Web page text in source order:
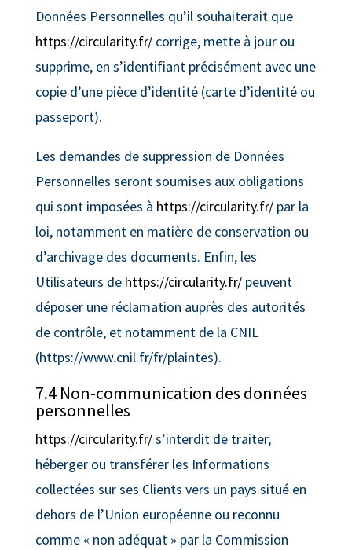
Données Personnelles qu’il souhaiterait que
https://circularity.fr/corrige, mette à jour ou
supprime, en s’identifiant précisément avec une
copie d’une pièce d’identité (carte d’identité ou
passeport).
Les demandes de suppression de Données
Personnelles seront soumises aux obligations
qui sont imposées à https://circularity.fr/par la
loi, notamment en matière de conservation ou
d’archivage des documents. Enfin, les
Utilisateurs de https://circularity.fr/peuvent
déposer une réclamation auprès des autorités
de contrôle, et notamment de la CNIL
(https://www.cnil.fr/fr/plaintes).
7.4 Non-communication des données
personnelles
https://circularity.fr/s’interdit de traiter,
héberger ou transférer les Informations
collectées sur ses Clients vers un pays situé en
dehors de l’Union européenne ou reconnu
comme « non adéquat » par la Commission